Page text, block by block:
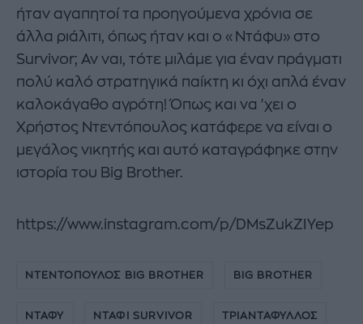
ήταν αγαπητοί τα προηγούμενα χρόνια σε
άλλα ριάλιτι, όπως ήταν και ο «Ντάφυ» στο
Survivor; Αν ναι, τότε μιλάμε για έναν πράγματι
πολύ καλό στρατηγικά παίκτη κι όχι απλά έναν
καλοκάγαθο αγρότη! Όπως και να 'χει ο
Χρήστος Ντεντόπουλος κατάφερε να είναι ο
μεγάλος νικητής και αυτό καταγράφηκε στην
ιστορία του Big Brother.
https://www.instagram.com/p/DMsZukZIYep
ΝΤΕΝΤΟΠΟΥΛΟΣ BIG BROTHER BIG BROTHER
ΝΤΑΦΥ ΝΤΑΦΙ SURVIVOR ΤΡΙΑΝΤΑΦΥΛΛΟΣ